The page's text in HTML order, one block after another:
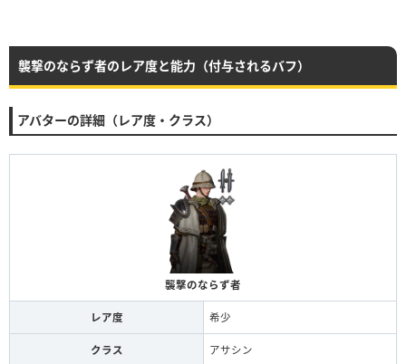
襲撃のならず者のレア度と能力（付与されるバフ）
アバターの詳細（レア度・クラス）
襲撃のならず者
レア度 希少
クラス アサシン